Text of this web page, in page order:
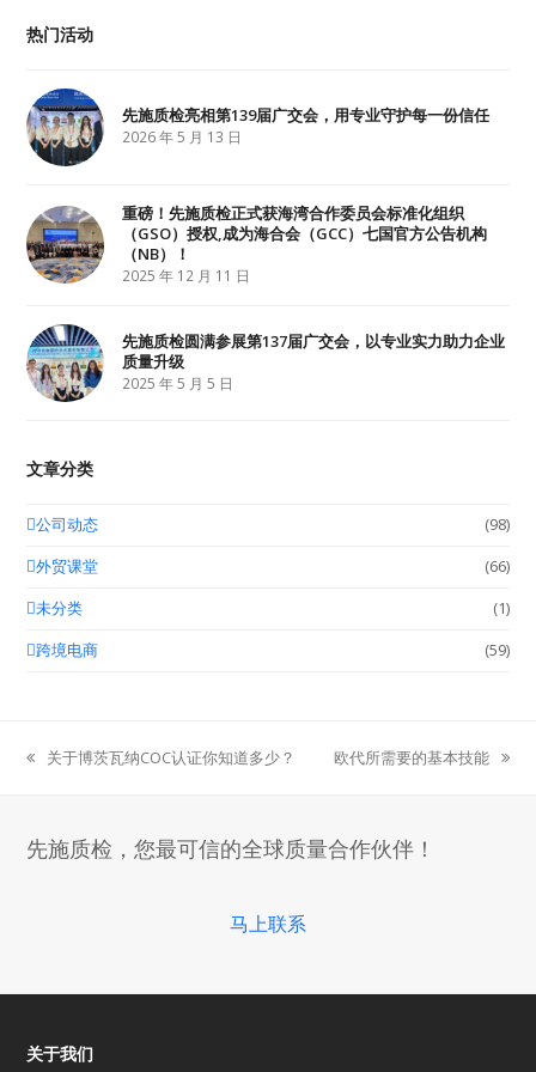
t
t b
热门活动
先施质检亮相第139届广交会，用专业守护每一份信任
2026 年 5 月 13 日
重磅！先施质检正式获海湾合作委员会标准化组织
（GSO）授权,成为海合会（GCC）七国官方公告机构
（NB）！
2025 年 12 月 11 日
先施质检圆满参展第137届广交会，以专业实力助力企业
质量升级
2025 年 5 月 5 日
文章分类
公司动态
(98)
外贸课堂
(66)
未分类
(1)
跨境电商
(59)
previous
关于博茨瓦纳COC认证你知道多少？
next
欧代所需要的基本技能
先施质检，您最可信的全球质量合作伙伴！
马上联系
关于我们